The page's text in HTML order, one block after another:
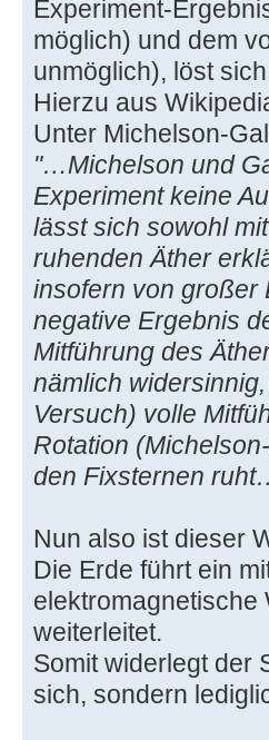
Experiment-
möglich) und dem
unmöglich), löst
Hierzu aus
Unter Michelson-
"…Michelson und
Experiment keine
lässt sich sowohl
ruhenden Äther
insofern von großer
negative Ergebnis
Mitführung des
nämlich
Versuch) volle
Rotation
den Fixsternen
Nun also ist dieser
Die Erde führt ein
elektromagnetische
weiterleitet.
Somit widerlegt der
sich, sondern